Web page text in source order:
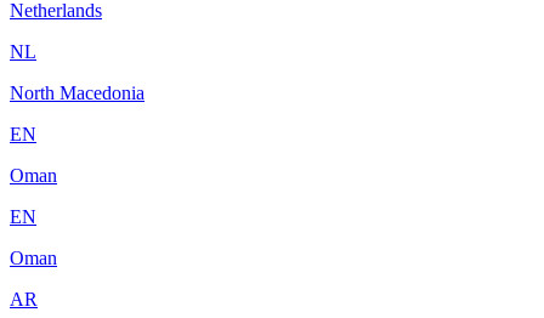
Netherlands
NL
North Macedonia
EN
Oman
EN
Oman
AR